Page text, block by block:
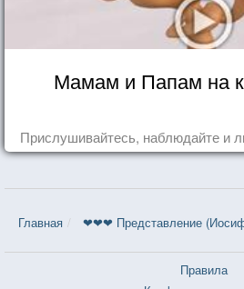
Мамам и Папам на
Прислушивайтесь, наблюдайте и
Главная ❤❤❤ Представление
Правила